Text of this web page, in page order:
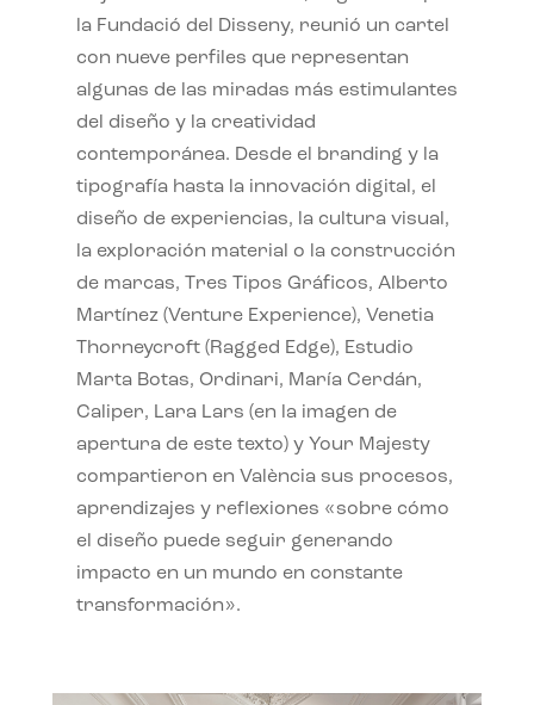
la Fundació del Disseny, reunió un cartel
con nueve perfiles que representan
algunas de las miradas más estimulantes
del diseño y la creatividad
contemporánea. Desde el branding y la
tipografía hasta la innovación digital, el
diseño de experiencias, la cultura visual,
la exploración material o la construcción
de marcas, Tres Tipos Gráficos, Alberto
Martínez (Venture Experience), Venetia
Thorneycroft (Ragged Edge), Estudio
Marta Botas, Ordinari, María Cerdán,
Caliper, Lara Lars (en la imagen de
apertura de este texto) y Your Majesty
compartieron en València sus procesos,
aprendizajes y reflexiones «sobre cómo
el diseño puede seguir generando
impacto en un mundo en constante
transformación».